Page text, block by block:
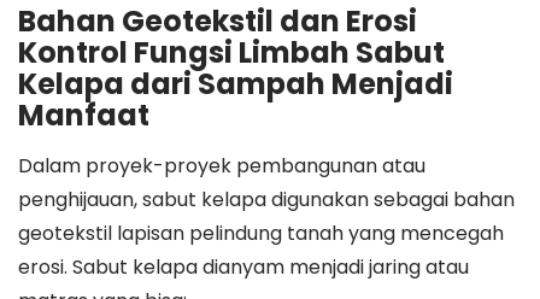
Bahan Geotekstil dan Erosi
Kontrol Fungsi Limbah Sabut
Kelapa dari Sampah Menjadi
Manfaat
Dalam proyek-proyek pembangunan atau
penghijauan, sabut kelapa digunakan sebagai bahan
geotekstil lapisan pelindung tanah yang mencegah
erosi. Sabut kelapa dianyam menjadi jaring atau